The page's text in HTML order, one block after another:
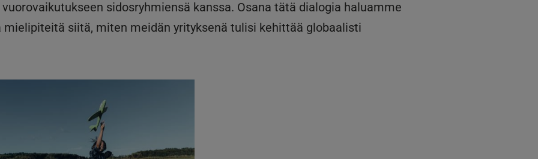
sidosryhmiensä kanssa. Osana tätä dialogia haluamme
siitä, miten meidän yrityksenä tulisi kehittää globaalisti